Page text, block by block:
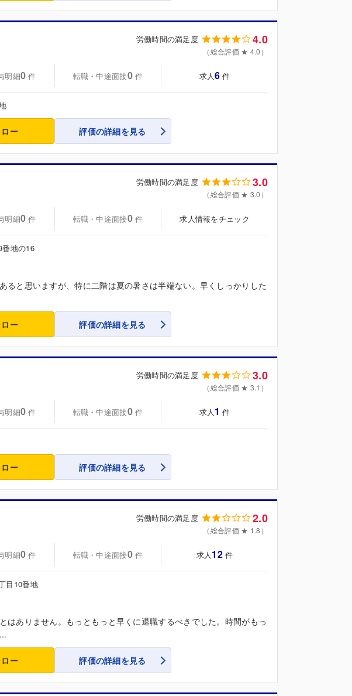
労働時間の満足度 4.0
（総合評価 ★ 4.0）
明細0 件 転職・中途面接0 件 求人6 件
ー 評価の詳細を見る
労働時間の満足度 3.0
（総合評価 ★ 3.0）
明細0 件 転職・中途面接0 件 求人情報をチェック
番地の16
ると思いますが、特に二階は夏の暑さは半端ない。早くしっかりした
ー 評価の詳細を見る
労働時間の満足度 3.0
（総合評価 ★ 3.1）
明細0 件 転職・中途面接0 件 求人 1 件
ー 評価の詳細を見る
労働時間の満足度 2.0
（総合評価 ★ 1.8）
明細0 件 転職・中途面接0 件 求人 12 件
目10番地
はありません。もっともっと早くに退職するべきでした。時間がもっ
ー 評価の詳細を見る